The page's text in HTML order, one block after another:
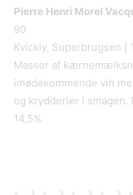
Pierre Henri Morel
90
Kvickly, Superbrugsen |
Masser af
imødekommende vin
og krydderier i
14,5%